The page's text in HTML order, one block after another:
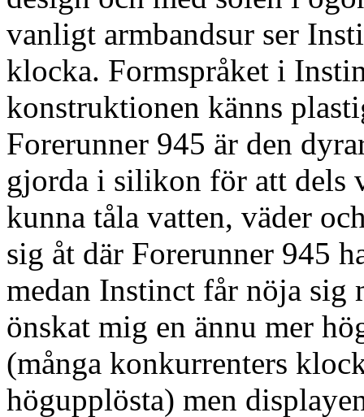
vanligt armbandsur ser
klocka. Formspråket i
konstruktionen känns
Forerunner 945 är den
gjorda i silikon för att dels
kunna tåla vatten, väder
sig åt där Forerunner 945
medan Instinct får nöja sig
önskat mig en ännu mer
(många konkurrenters
högupplösta) men